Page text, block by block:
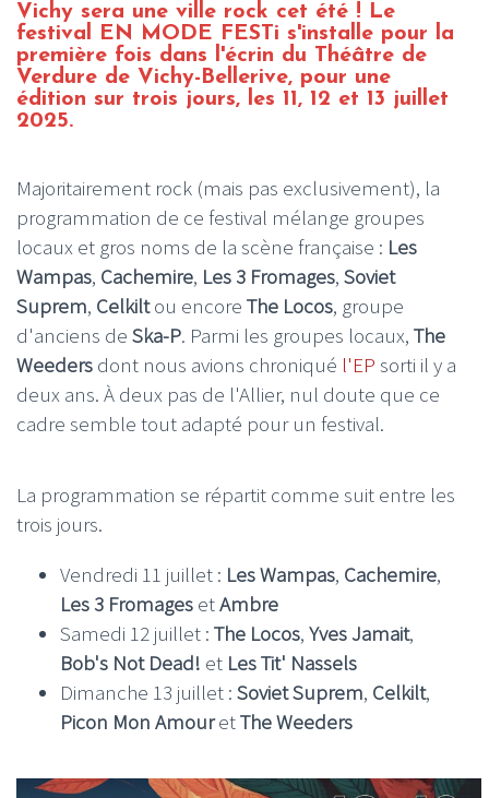
Vichy sera une ville rock cet été ! Le
festival EN MODE FESTi s'installe pour la
première fois dans l'écrin du Théâtre de
Verdure de Vichy-Bellerive, pour une
édition sur trois jours, les 11, 12 et 13 juillet
2025.
Majoritairement rock (mais pas exclusivement), la
programmation de ce festival mélange groupes
locaux et gros noms de la scène française : Les
Wampas, Cachemire, Les 3 Fromages, Soviet
Suprem, Celkiltou encore The Locos, groupe
d'anciens de Ska-P. Parmi les groupes locaux, The
Weeders dont nous avions chroniqué l'EP sorti il y a
deux ans. À deux pas de l'Allier, nul doute que ce
cadre semble tout adapté pour un festival.
La programmation se répartit comme suit entre les
trois jours.
Vendredi 11 juillet : Les Wampas, Cachemire,
Les 3 Fromages etAmbre
Samedi 12 juillet : The Locos, Yves Jamait,
Bob's Not Dead! et Les Tit' Nassels
Dimanche 13 juillet : Soviet Suprem, Celkilt,
Picon Mon AmouretThe Weeders